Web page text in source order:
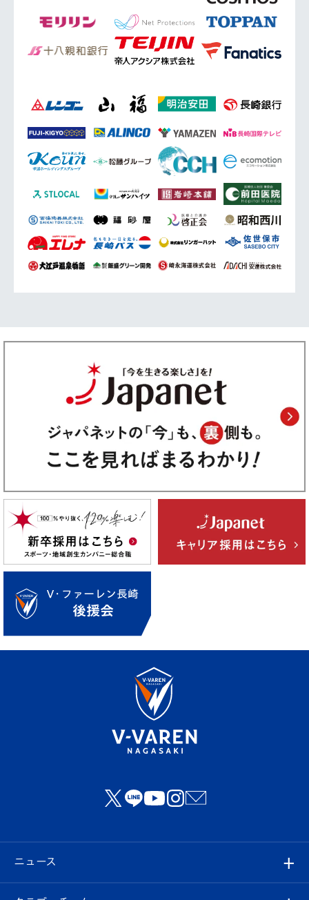
ニュース